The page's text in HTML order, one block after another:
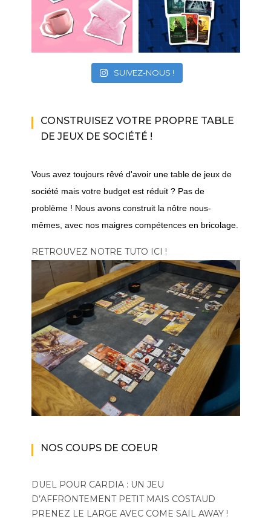
SUIVEZ-NOUS !
CONSTRUISEZ VOTRE PROPRE TABLE
DE JEUX DE SOCIÉTÉ !
Vous avez toujours rêvé d'avoir une table de jeux de
société mais votre budget est réduit ? Pas de
problème ! Nous avons construit la nôtre nous-
mêmes, avec nos maigres compétences en bricolage.
RETROUVEZ NOTRE TUTO ICI !
NOS COUPS DE COEUR
DUEL POUR CARDIA : UN JEU
D’AFFRONTEMENT PETIT MAIS COSTAUD
PRENEZ LE LARGE AVEC COME SAIL AWAY !